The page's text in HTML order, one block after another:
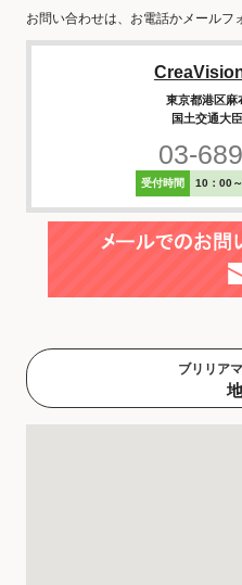
お問い合わせは、お電話かメールフ
東京都港区麻
国土交通大
03-
受付時間 10：00
ブリリア